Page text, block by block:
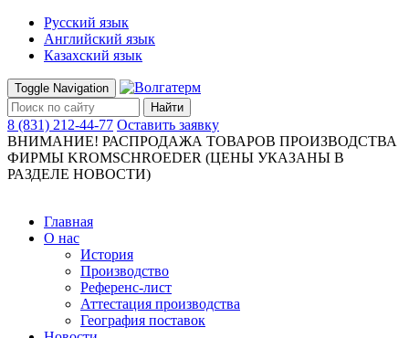
Русский язык
Английский язык
Казахский язык
Toggle Navigation
Найти
8 (831) 212-44-77 Оставить заявку
ВНИМАНИЕ! РАСПРОДАЖА ТОВАРОВ ПРОИЗВОДСТВА
ФИРМЫ KROMSCHROEDER (ЦЕНЫ УКАЗАНЫ В
РАЗДЕЛЕ НОВОСТИ)
Главная
О нас
История
Производство
Референс-лист
Аттестация производства
География поставок